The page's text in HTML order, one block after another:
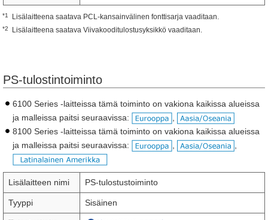
*1 Lisälaitteena saatava PCL-kansainvälinen fonttisarja vaaditaan.
*2 Lisälaitteena saatava Viivakooditulostusyksikkö vaaditaan.
PS-tulostintoiminto
6100 Series -laitteissa tämä toiminto on vakiona kaikissa alueissa
ja malleissa paitsi seuraavissa:
8100 Series -laitteissa tämä toiminto on vakiona kaikissa alueissa
ja malleissa paitsi seuraavissa:
Lisälaitteen nimi PS-tulostustoiminto
Tyyppi Sisäinen